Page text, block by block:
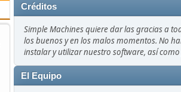
Créditos
Simple Machines quiere dar las gracias a
los buenos y en los malos momentos. No
instalar y utilizar nuestro software, así
El Equipo